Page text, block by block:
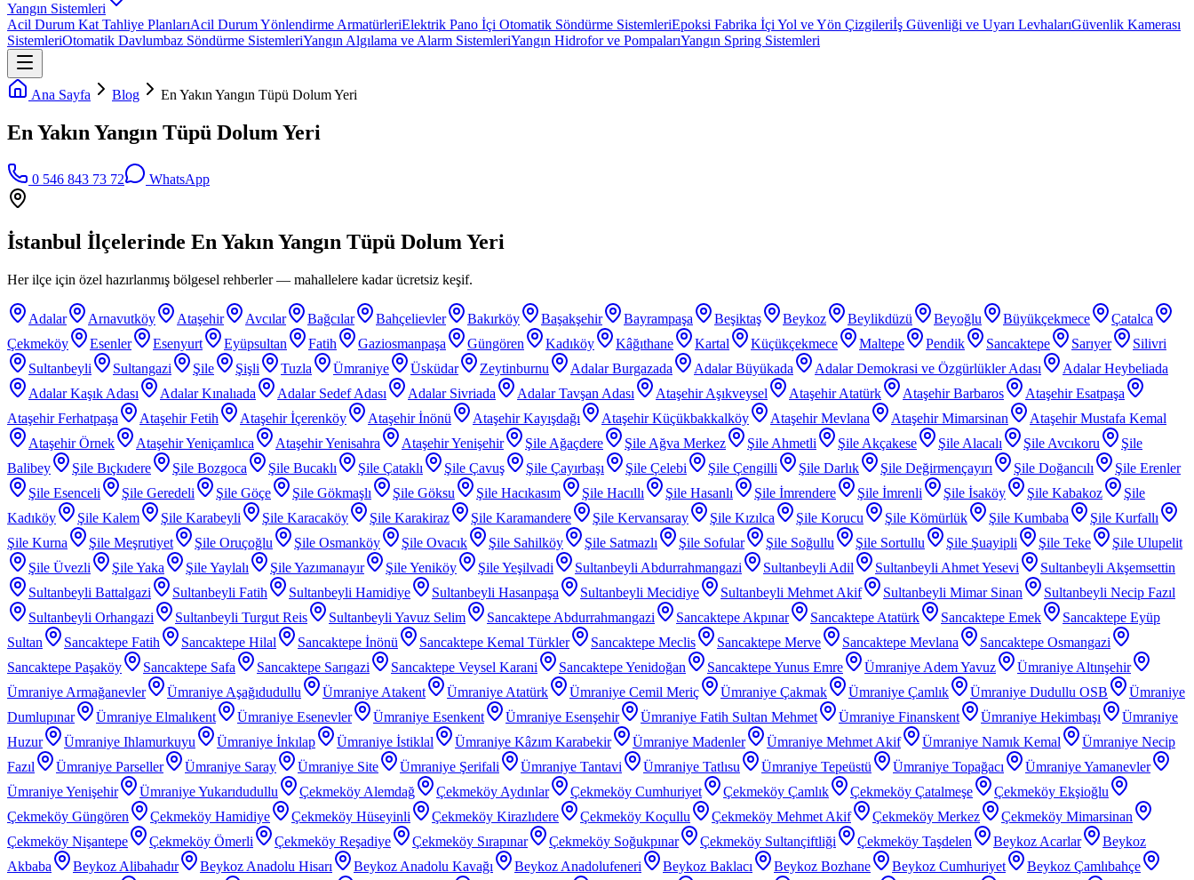
Yangın Sistemleri
Acil Durum Kat Tahliye PlanlarıAcil Durum Yönlendirme ArmatürleriElektrik Pano İçi Otomatik Söndürme SistemleriEpoksi Fabrika İçi Yol ve Yön Çizgileriİş Güvenliği ve Uyarı LevhalarıGüvenlik Kamerası
SistemleriOtomatik Davlumbaz Söndürme SistemleriYangın Algılama ve Alarm SistemleriYangın Hidrofor ve PompalarıYangın Spring Sistemleri
Ana Sayfa Blog En Yakın Yangın Tüpü Dolum Yeri
En Yakın Yangın Tüpü Dolum Yeri
0 546 843 73 72 WhatsApp
İstanbul İlçelerinde En Yakın Yangın Tüpü Dolum Yeri
Her ilçe için özel hazırlanmış bölgesel rehberler — mahallelere kadar ücretsiz keşif.
Adalar Arnavutköy Ataşehir Avcılar Bağcılar Bahçelievler Bakırköy Başakşehir Bayrampaşa Beşiktaş Beykoz Beylikdüzü Beyoğlu Büyükçekmece
Çatalca
Çekmeköy
Esenler Esenyurt Eyüpsultan Fatih Gaziosmanpaşa Güngören Kadıköy Kâğıthane Kartal Küçükçekmece Maltepe Pendik Sancaktepe Sarıyer
Silivri
Sultanbeyli
Sultangazi Şile Şişli Tuzla Ümraniye Üsküdar Zeytinburnu Adalar Burgazada Adalar Büyükada Adalar Demokrasi ve Özgürlükler Adası
Adalar Heybeliada
Adalar Kaşık Adası
Adalar Kınalıada Adalar Sedef Adası Adalar Sivriada Adalar Tavşan Adası Ataşehir Aşıkveysel Ataşehir Atatürk Ataşehir Barbaros
Ataşehir Esatpaşa
Ataşehir Ferhatpaşa
Ataşehir Fetih Ataşehir İçerenköy Ataşehir İnönü Ataşehir Kayışdağı Ataşehir Küçükbakkalköy Ataşehir Mevlana Ataşehir Mimarsinan
Ataşehir Mustafa Kemal
Ataşehir Örnek
Ataşehir Yeniçamlıca Ataşehir Yenisahra Ataşehir Yenişehir Şile Ağaçdere Şile Ağva Merkez Şile Ahmetli Şile Akçakese Şile Alacalı Şile Avcıkoru
Şile
Balibey
Şile Bıçkıdere Şile Bozgoca Şile Bucaklı Şile Çataklı Şile Çavuş Şile Çayırbaşı Şile Çelebi Şile Çengilli Şile Darlık Şile Değirmençayırı Şile Doğancılı
Şile Erenler
Şile Esenceli
Şile Geredeli Şile Göçe Şile Gökmaşlı Şile Göksu Şile Hacıkasım Şile Hacıllı Şile Hasanlı Şile İmrendere Şile İmrenli Şile İsaköy Şile Kabakoz
Şile
Kadıköy
Şile Kalem Şile Karabeyli Şile Karacaköy Şile Karakiraz Şile Karamandere Şile Kervansaray Şile Kızılca Şile Korucu Şile Kömürlük Şile Kumbaba
Şile Kurfallı
Şile Kurna
Şile Meşrutiyet Şile Oruçoğlu Şile Osmanköy Şile Ovacık Şile Sahilköy Şile Satmazlı Şile Sofular Şile Soğullu Şile Sortullu Şile Şuayipli Şile Teke
Şile Ulupelit
Şile Üvezli
Şile Yaka Şile Yaylalı Şile Yazımanayır Şile Yeniköy Şile Yeşilvadi Sultanbeyli Abdurrahmangazi Sultanbeyli Adil Sultanbeyli Ahmet Yesevi
Sultanbeyli Akşemsettin
Sultanbeyli Battalgazi
Sultanbeyli Fatih Sultanbeyli Hamidiye Sultanbeyli Hasanpaşa Sultanbeyli Mecidiye Sultanbeyli Mehmet Akif Sultanbeyli Mimar Sinan
Sultanbeyli Necip Fazıl
Sultanbeyli Orhangazi
Sultanbeyli Turgut Reis Sultanbeyli Yavuz Selim Sancaktepe Abdurrahmangazi Sancaktepe Akpınar Sancaktepe Atatürk Sancaktepe Emek
Sancaktepe Eyüp
Sultan
Sancaktepe Fatih Sancaktepe Hilal Sancaktepe İnönü Sancaktepe Kemal Türkler Sancaktepe Meclis Sancaktepe Merve Sancaktepe Mevlana
Sancaktepe Osmangazi
Sancaktepe Paşaköy
Sancaktepe Safa Sancaktepe Sarıgazi Sancaktepe Veysel Karani Sancaktepe Yenidoğan Sancaktepe Yunus Emre Ümraniye Adem Yavuz
Ümraniye Altınşehir
Ümraniye Armağanevler
Ümraniye Aşağıdudullu Ümraniye Atakent Ümraniye Atatürk Ümraniye Cemil Meriç Ümraniye Çakmak Ümraniye Çamlık Ümraniye Dudullu OSB
Ümraniye
Dumlupınar
Ümraniye Elmalıkent Ümraniye Esenevler Ümraniye Esenkent Ümraniye Esenşehir Ümraniye Fatih Sultan Mehmet Ümraniye Finanskent Ümraniye Hekimbaşı
Ümraniye
Huzur
Ümraniye Ihlamurkuyu Ümraniye İnkılap Ümraniye İstiklal Ümraniye Kâzım Karabekir Ümraniye Madenler Ümraniye Mehmet Akif Ümraniye Namık Kemal
Ümraniye Necip
Fazıl
Ümraniye Parseller Ümraniye Saray Ümraniye Site Ümraniye Şerifali Ümraniye Tantavi Ümraniye Tatlısu Ümraniye Tepeüstü Ümraniye Topağacı
Ümraniye Yamanevler
Ümraniye Yenişehir
Ümraniye Yukarıdudullu Çekmeköy Alemdağ Çekmeköy Aydınlar Çekmeköy Cumhuriyet Çekmeköy Çamlık Çekmeköy Çatalmeşe
Çekmeköy Ekşioğlu
Çekmeköy Güngören
Çekmeköy Hamidiye Çekmeköy Hüseyinli Çekmeköy Kirazlıdere Çekmeköy Koçullu Çekmeköy Mehmet Akif Çekmeköy Merkez
Çekmeköy Mimarsinan
Çekmeköy Nişantepe
Çekmeköy Ömerli Çekmeköy Reşadiye Çekmeköy Sırapınar Çekmeköy Soğukpınar Çekmeköy Sultançiftliği Çekmeköy Taşdelen Beykoz Acarlar
Beykoz
Akbaba
Beykoz Alibahadır Beykoz Anadolu Hisarı Beykoz Anadolu Kavağı Beykoz Anadolufeneri Beykoz Baklacı Beykoz Bozhane Beykoz Cumhuriyet
Beykoz Çamlıbahçe